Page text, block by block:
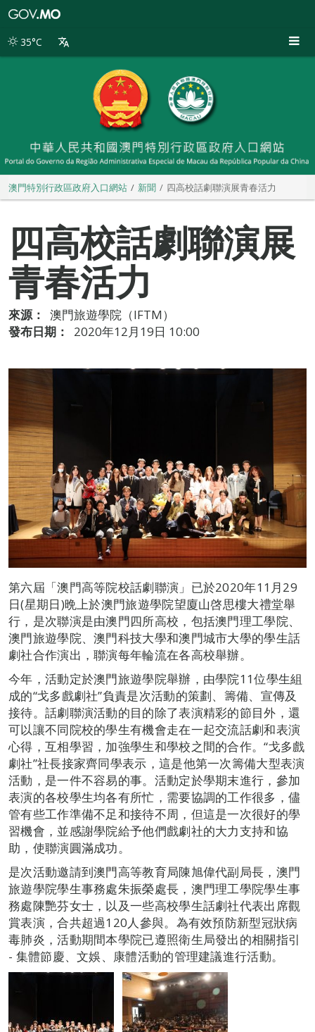
別
35°C
澳門特別行政區政府入口網站 新聞 四高校話劇聯演展青春活力
四高校話劇聯演展
青春活力
來源：
澳門旅遊學院（IFTM）
發布日期：
2020年12月19日 10:00
第六屆「澳門高等院校話劇聯演」已於2020年11月29
日(星期日)晩上於澳門旅遊學院望廈山啓思樓大禮堂舉
行，是次聯演是由澳門四所高校，包括澳門理工學院、
澳門旅遊學院、澳門科技大學和澳門城市大學的學生話
劇社合作演出，聯演每年輪流在各高校舉辦。
今年，活動定於澳門旅遊學院舉辦，由學院11位學生組
成的“戈多戲劇社”負責是次活動的策劃、籌備、宣傳及
接待。話劇聯演活動的目的除了表演精彩的節目外，還
可以讓不同院校的學生有機會走在一起交流話劇和表演
心得，互相學習，加強學生和學校之間的合作。“戈多戲
劇社”社長接家齊同學表示，這是他第一次籌備大型表演
活動，是一件不容易的事。活動定於學期末進行，參加
表演的各校學生均各有所忙，需要協調的工作很多，儘
管有些工作準備不足和接待不周，但這是一次很好的學
習機會，並感謝學院給予他們戲劇社的大力支持和協
助，使聯演圓滿成功。
是次活動邀請到澳門高等教育局陳旭偉代副局長，澳門
旅遊學院學生事務處朱振榮處長，澳門理工學院學生事
務處陳艷芬女士，以及一些高校學生話劇社代表出席觀
賞表演，合共超過120人參與。為有效預防新型冠狀病
毒肺炎，活動期間本學院已遵照衛生局發出的相關指引
- 集體節慶、文娛、康體活動的管理建議進行活動。